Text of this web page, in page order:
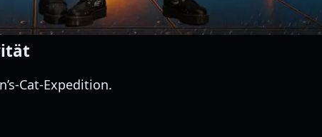
Cat-Expedition.